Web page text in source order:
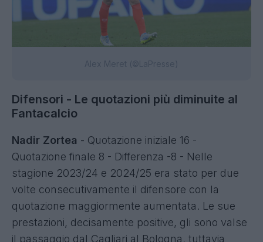
Difensori - Le quotazioni più diminuite al
Fantacalcio
Nadir Zortea - Quotazione iniziale 16 -
Quotazione finale 8 - Differenza -8 - Nelle
stagione 2023/24 e 2024/25 era stato per due
volte consecutivamente il difensore con la
quotazione maggiormente aumentata. Le sue
prestazioni, decisamente positive, gli sono valse
il passaggio dal Cagliari al Bologna, tuttavia